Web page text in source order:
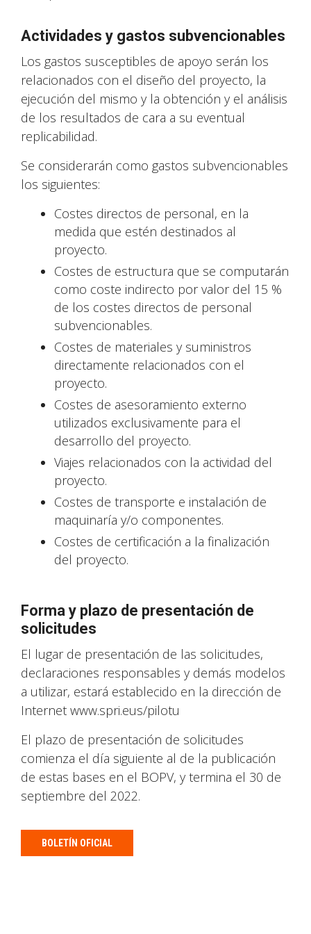
Actividades y gastos subvencionables
Los gastos susceptibles de apoyo serán los
relacionados con el diseño del proyecto, la
ejecución del mismo y la obtención y el análisis
de los resultados de cara a su eventual
replicabilidad.
Se considerarán como gastos subvencionables
los siguientes:
Costes directos de personal, en la
medida que estén destinados al
proyecto.
Costes de estructura que se computarán
como coste indirecto por valor del 15 %
de los costes directos de personal
subvencionables.
Costes de materiales y suministros
directamente relacionados con el
proyecto.
Costes de asesoramiento externo
utilizados exclusivamente para el
desarrollo del proyecto.
Viajes relacionados con la actividad del
proyecto.
Costes de transporte e instalación de
maquinaría y/o componentes.
Costes de certificación a la finalización
del proyecto.
Forma y plazo de presentación de
solicitudes
El lugar de presentación de las solicitudes,
declaraciones responsables y demás modelos
a utilizar, estará establecido en la dirección de
Internet www.spri.eus/pilotu
El plazo de presentación de solicitudes
comienza el día siguiente al de la publicación
de estas bases en el BOPV, y termina el 30 de
septiembre del 2022.
BOLETÍN OFICIAL